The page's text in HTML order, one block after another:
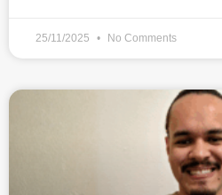
25/11/2025 No Comments